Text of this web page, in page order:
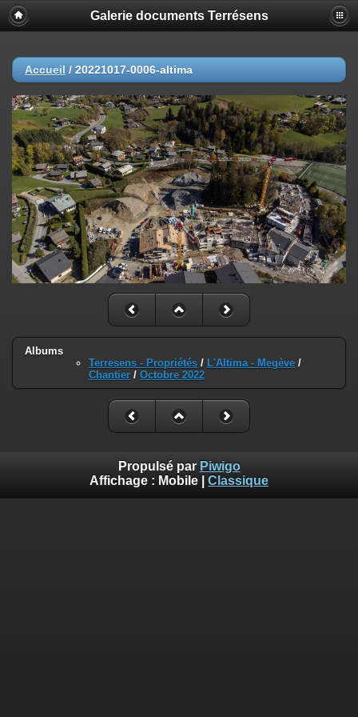
Galerie documents Terrésens
Accueil / 20221017-0006-altima
Albums
Terresens - Propriétés / L'Altima - Megève /
Chantier / Octobre 2022
Propulsé par Piwigo
Affichage : Mobile Classique